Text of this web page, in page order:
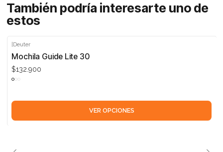
También podría interesarte uno de
estos
|Deuter
Mochila Guide Lite 30
$132.900
VER OPCIONES